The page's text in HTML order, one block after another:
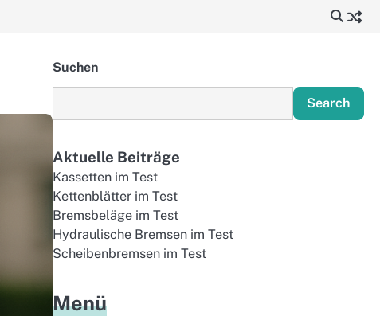
Suchen
Search
Aktuelle Beiträge
Kassetten im Test
Kettenblätter im Test
Bremsbeläge im Test
Hydraulische Bremsen im Test
Scheibenbremsen im Test
Menü